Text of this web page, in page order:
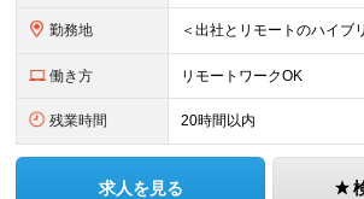
勤務地
働き方 リモートワークOK
残業時間 20時間以内
求人を見る